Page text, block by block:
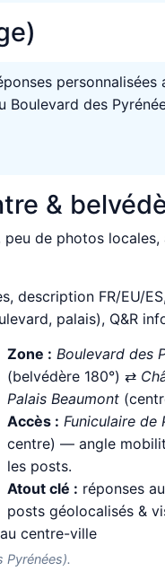
personnalisées
Boulevard des
&
de photos locales,
description FR/EU/
palais), Q&R
Zone : Boulevard des
(belvédère 180°) ⇄
Palais Beaumont
Accès : Funiculaire de
centre) — angle
les posts.
Atout clé : réponses
posts géolocalisés &